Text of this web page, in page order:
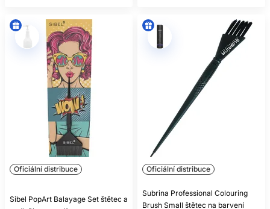
Oficiální distribuce
Sibel PopArt Balayage Set štětec a
Oficiální distribuce
Subrina Professional Colouring
Brush Small štětec na barvení